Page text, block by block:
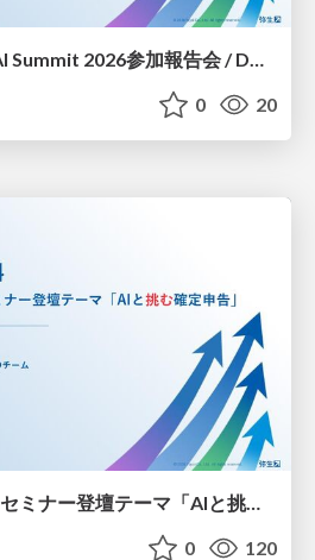
Databricks Data + AI Summit 2026参加報告会 / Databricks Data + AI Summit 2026 Participation report session
0 20
0 120